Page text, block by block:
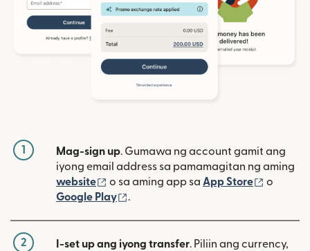
1 Mag-sign up. Gumawa ng account gamit ang
iyong email address sa pamamagitan ng aming
website
(bubukas sa bagong window)
o sa aming app sa App Store
o
Google Play
(bubukas sa bagong window)
.
2 I-set up ang iyong transfer. Piliin ang currency,